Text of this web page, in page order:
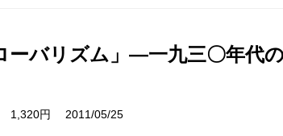
ーバリズム」―一九三〇年代
1,320円 2011/05/25